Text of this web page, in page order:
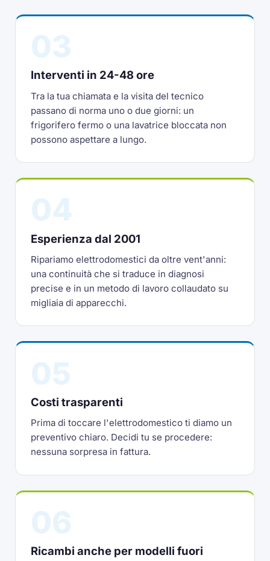
Interventi in 24-48 ore
Tra la tua chiamata e la visita del tecnico
passano di norma uno o due giorni: un
frigorifero fermo o una lavatrice bloccata non
possono aspettare a lungo.
Esperienza dal 2001
Ripariamo elettrodomestici da oltre vent'anni:
una continuità che si traduce in diagnosi
precise e in un metodo di lavoro collaudato su
migliaia di apparecchi.
Costi trasparenti
Prima di toccare l'elettrodomestico ti diamo un
preventivo chiaro. Decidi tu se procedere:
nessuna sorpresa in fattura.
Ricambi anche per modelli fuori